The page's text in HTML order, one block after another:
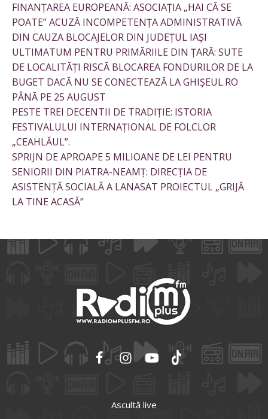
FINANȚAREA EUROPEANĂ: ASOCIAȚIA „HAI CĂ SE
POATE” ACUZĂ INCOMPETENȚA ADMINISTRATIVĂ
DIN CAUZA BLOCAJELOR DIN JUDEȚUL IAȘI
ULTIMATUM PENTRU PRIMĂRIILE DIN ȚARĂ: SUTE
DE LOCALITĂȚI RISCĂ BLOCAREA FONDURILOR DE LA
BUGET DACĂ NU SE CONECTEAZĂ LA GHIȘEUL.RO
PÂNĂ PE 25 AUGUST
PESTE TREI DECENTII DE TRADIȚIE: ISTORIA
FESTIVALULUI INTERNAȚIONAL DE FOLCLOR
„CEAHLĂUL”.
SPRIJN DE APROAPE 5 MILIOANE DE LEI PENTRU
SENIORII DIN PIATRA-NEAMȚ: DIRECȚIA DE
ASISTENȚĂ SOCIALĂ A LANASAT PROIECTUL „GRIJĂ
LA TINE ACASĂ”
Ascultă live